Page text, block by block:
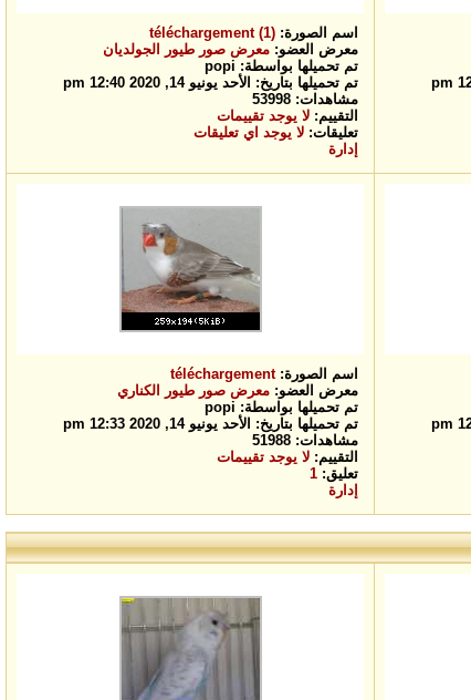
اسم الصورة: téléchargement (1)
معرض العضو: معرض صور طيور الجولديان
تم تحميلها بواسطة: popi
تم تحميلها بتاريخ: الأحد يونيو 14, 2020 12:40 pm
مشاهدات: 53998
التقييم: لا يوجد تقييمات
تعليقات: لا يوجد اي تعليقات
إدارة
اسم الصورة:téléchargement
معرض العضو: معرض صور طيور الكناري
تم تحميلها بواسطة: popi
تم تحميلها بتاريخ: الأحد يونيو 14, 2020 12:33 pm
مشاهدات: 51988
التقييم: لا يوجد تقييمات
تعليق: 1
إدارة